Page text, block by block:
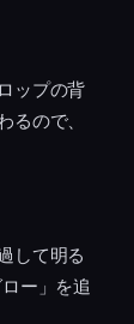
ップの背
ので、
して明る
ー」を追